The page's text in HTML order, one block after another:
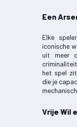
Een
Elke
iconische
uit meer
het spel
die je
Vrije Wil